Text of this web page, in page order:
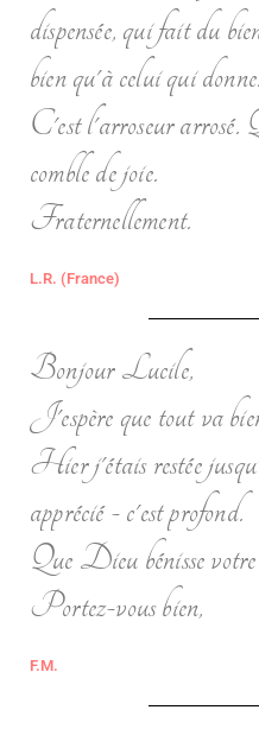
dispensée, qui fait du
bien qu'à celui qui donne.
C'est l'arroseur arrosé.
comble de joie.
Fraternellement.
L.R. (France)
Bonjour Lucile,
J'espère que tout va
Hier j'étais restée
apprécié - c'est profond.
Que Dieu bénisse
Portez-vous bien,
F.M.